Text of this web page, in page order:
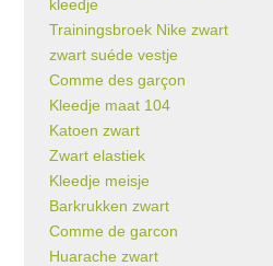
kleedje
Trainingsbroek Nike zwart
zwart suéde vestje
Comme des garçon
Kleedje maat 104
Katoen zwart
Zwart elastiek
Kleedje meisje
Barkrukken zwart
Comme de garcon
Huarache zwart